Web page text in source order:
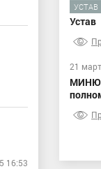
16:53
УСТАВ
Устав
21